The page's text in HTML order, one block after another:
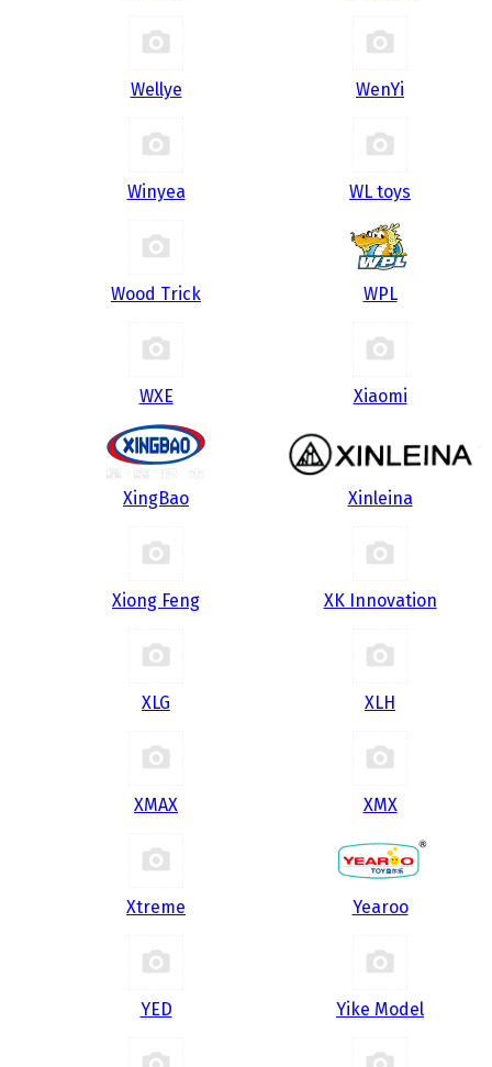
Wellye WenYi
Winyea WL toys
Wood Trick WPL
WXE Xiaomi
XingBao Xinleina
Xiong Feng XK Innovation
XLG XLH
XMAX XMX
Xtreme Yearoo
YED Yike Model